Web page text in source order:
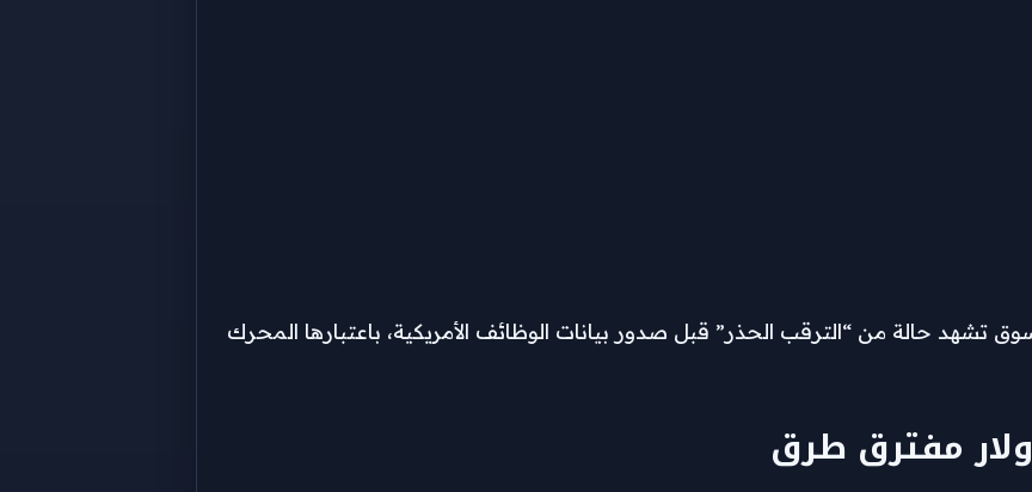
تشهد حالة من “الترقب الحذر” قبل صدور بيانات الوظائف الأمريكية، باعتبارها المحرك